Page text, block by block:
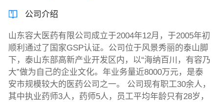
公司介绍
山东容大医药有限公司成立于2004年12月，于2005年初
顺利通过了国家GSP认证。公司位于风景秀丽的泰山脚
下，泰山东部高新产业开发区内，以“海纳百川，有容乃
大”做为自己的企业文化。年业务量近8000万元，是泰
安市规模较大的医药公司之一。 公司现有职工30余人，
其中执业药师3人，药师5人，员工平均年龄只有28岁，